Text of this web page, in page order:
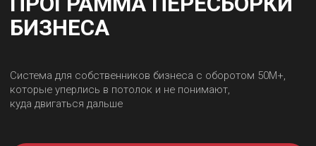
Оставить заявку
Система для собственников бизнеса с оборотом 50М+,
которые уперлись в потолок и не понимают,